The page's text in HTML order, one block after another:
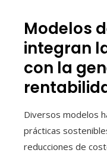
Modelos
integran
con la
Diversos modelos
prácticas
reducciones de